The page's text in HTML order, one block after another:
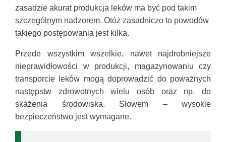
zasadzie akurat produkcja leków ma być pod takim
szczególnym nadzorem. Otóż zasadniczo to powodów
takiego postępowania jest kilka.
Przede wszystkim wszelkie, nawet najdrobniejsze
nieprawidłowości w produkcji, magazynowaniu czy
transporcie leków mogą doprowadzić do poważnych
następstw zdrowotnych wielu osób oraz np. do
skażenia środowiska. Słowem – wysokie
bezpieczeństwo jest wymagane.